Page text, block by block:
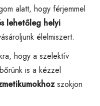
alatt, hogy férjemmel
lehetőleg helyi
élelmiszert.
hogy a szelektív
is a kézzel
szokjon